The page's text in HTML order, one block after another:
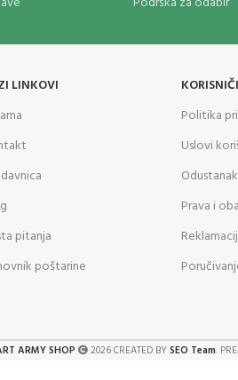
LINKOVI
pitanja
poštarine
Politika
Uslovi
Prava i
ARMY SHOP 2026 CREATED BYSEO Team.